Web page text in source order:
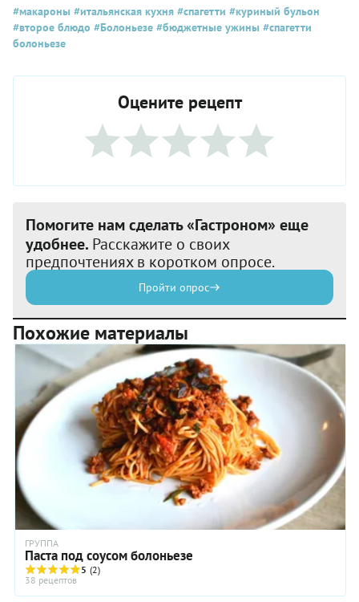
#макароны #итальянская кухня #спагетти #куриный бульон
#второе блюдо #Болоньезе #бюджетные ужины #спагетти
болоньезе
Оцените рецепт
Помогите нам сделать «Гастроном» еще
удобнее. Расскажите о своих
предпочтениях в коротком опросе.
Пройти опрос
Похожие материалы
ГРУППА
Паста под соусом болоньезе
5 (2)
38 рецептов